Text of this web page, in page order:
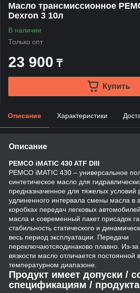
Масло трансмиссионное
Dexron 3 10л
В наличии
Только опт
23 900 ₸
Купить
Описание Характеристики
Описание
PEMCO iMATIC 430 ATF DIII
PEMCO iMATIC 430 – универсальное
синтетическое масло для
предназначенное для тяжелых условий
удлиненного интервала смены масла в
коробках передач легковых
масла и современный пакет присадок
стабильность статического и
весь период эксплуатации. Передачи
переключаютсяодинаково плавно. Из-за
вязкости масло отличается постоянной
температурном диапазоне.
Продукт имеет допуски /
спецификациям /